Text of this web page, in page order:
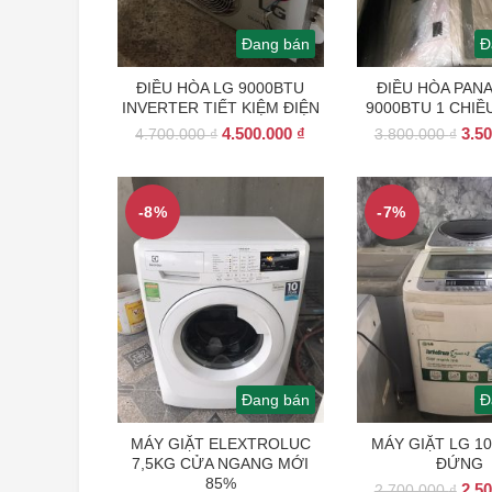
Đang bán
ĐIỀU HÒA LG 9000BTU
INVERTER TIẾT KIỆM ĐIỆN
4.700.000₫ Giá
là:
4.500.000 ₫
tại
4.500.000 ₫.
ĐIỀU HÒA
9000BTU 1
3.800.000₫ Giá
là:
Đang bán
-8%
MÁY GIẶT ELEXTROLUC
7,5KG CỬA NGANG MỚI
85%
-7%
MÁY GIẶT LG
ĐỨNG